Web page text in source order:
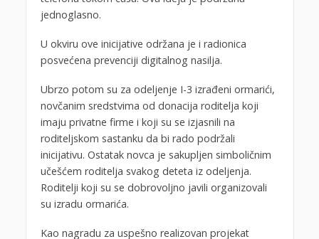
jednoglasno.
U okviru ove inicijative održana je i radionica
posvećena prevenciji digitalnog nasilja.
Ubrzo potom su za odeljenje I-3 izrađeni ormarići,
novčanim sredstvima od donacija roditelja koji
imaju privatne firme i koji su se izjasnili na
roditeljskom sastanku da bi rado podržali
inicijativu. Ostatak novca je sakupljen simboličnim
učešćem roditelja svakog deteta iz odeljenja.
Roditelji koji su se dobrovoljno javili organizovali
su izradu ormarića.
Kao nagradu za uspešno realizovan projekat